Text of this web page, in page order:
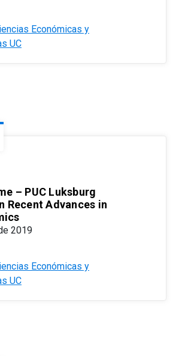
Económicas y
UC
– PUC Luksburg
Recent Advances in
2019
Económicas y
UC